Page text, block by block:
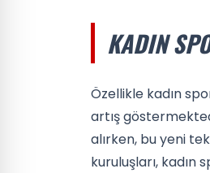
KADIN
Özellikle kadın
artış
alırken, bu yeni
kuruluşları, kadın